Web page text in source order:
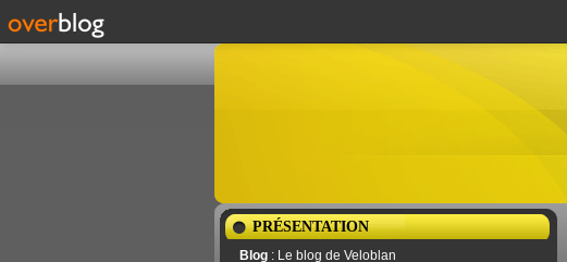
PRÉSENTATION
Blog : Le blog de Veloblan